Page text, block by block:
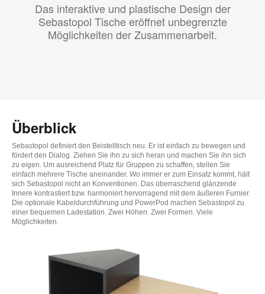
Das interaktive und plastische Design der
Sebastopol Tische eröffnet unbegrenzte
Möglichkeiten der Zusammenarbeit.
Überblick
Sebastopol definiert den Beistelltisch neu. Er ist einfach zu bewegen und
fördert den Dialog. Ziehen Sie ihn zu sich heran und machen Sie ihn sich
zu eigen. Um ausreichend Platz für Gruppen zu schaffen, stellen Sie
einfach mehrere Tische aneinander. Wo immer er zum Einsatz kommt, hält
sich Sebastopol nicht an Konventionen. Das überraschend glänzende
Innere kontrastiert bzw. harmoniert hervorragend mit dem äußeren Furnier.
Die optionale Kabeldurchführung und PowerPod machen Sebastopol zu
einer bequemen Ladestation. Zwei Höhen. Zwei Formen. Viele
Möglichkeiten.